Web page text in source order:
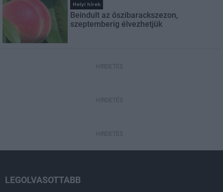
Helyi hírek
Beindult az őszibarackszezon,
szeptemberig élvezhetjük
HIRDETÉS
HIRDETÉS
HIRDETÉS
LEGOLVASOTTABB